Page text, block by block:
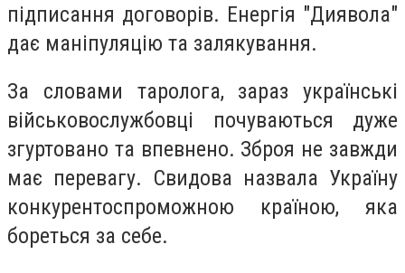
підписання договорів. Енергія "Диявола"
дає маніпуляцію та залякування.
За словами таролога, зараз українські
військовослужбовці почуваються дуже
згуртовано та впевнено. Зброя не завжди
має перевагу. Свидова назвала Україну
конкурентоспроможною країною, яка
бореться за себе.